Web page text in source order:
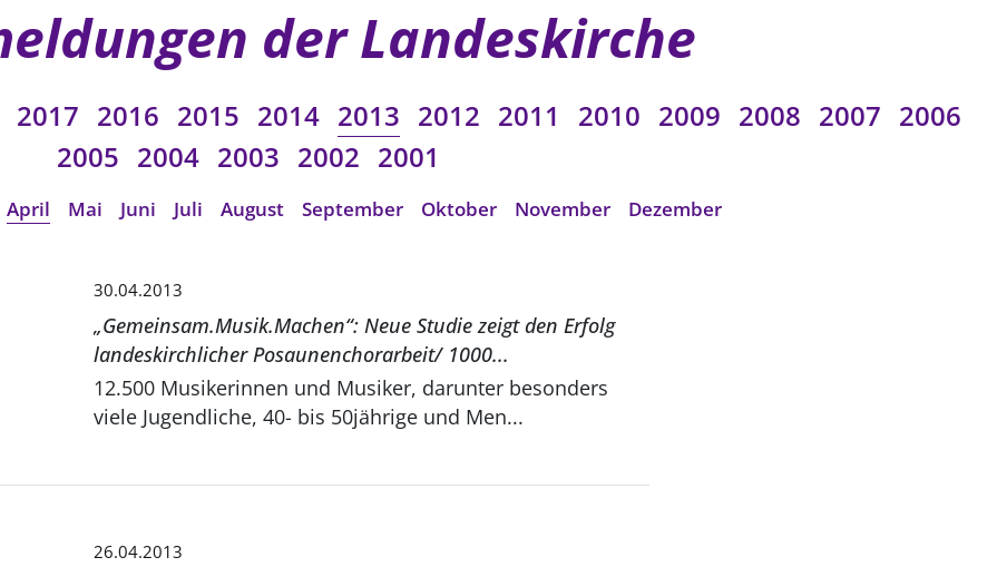
der Landeskirche
2017 2016 2015 2014 2013 2012 2011 2010 2009 2008 2007 2006
2005 2004 2003 2002 2001
April Mai Juni Juli August September Oktober November Dezember
30.04.2013
„Gemeinsam.Musik.Machen“: Neue Studie zeigt den Erfolg
landeskirchlicher Posaunenchorarbeit/ 1000...
12.500 Musikerinnen und Musiker, darunter besonders
viele Jugendliche, 40- bis 50jährige und Men...
26.04.2013